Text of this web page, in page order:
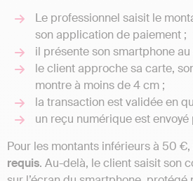
Le professionnel saisit le
son application de paiement ;
il présente son smartphone au
le client approche sa carte,
montre à moins de 4 cm ;
la transaction est validée en
un reçu numérique est
Pour les montants inférieurs à 50 €,
requis. Au-delà, le client saisit son